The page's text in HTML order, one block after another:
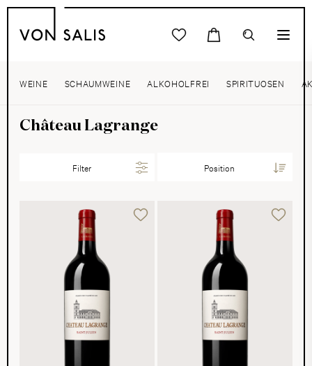
WEINE SCHAUMWEINE ALKOHOLFREI SPIRITUOSEN
Château Lagrange
Filter